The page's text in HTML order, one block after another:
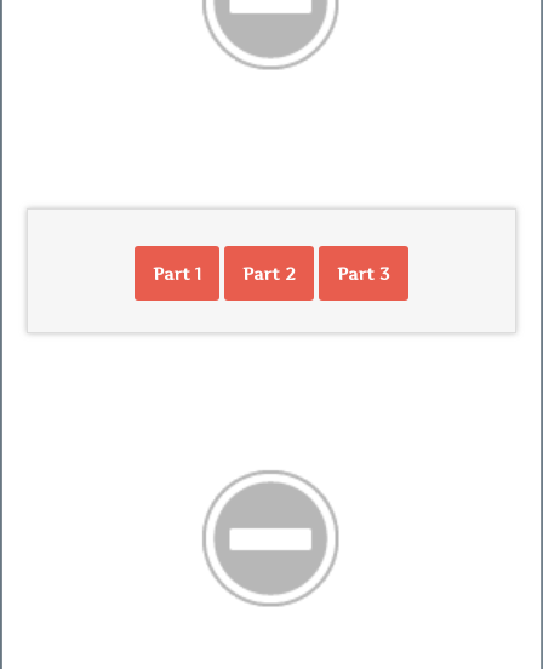
Part 1 Part 2 Part 3